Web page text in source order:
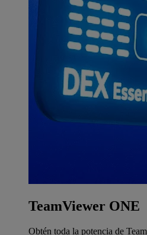
TeamViewer ONE
Obtén toda la potencia de